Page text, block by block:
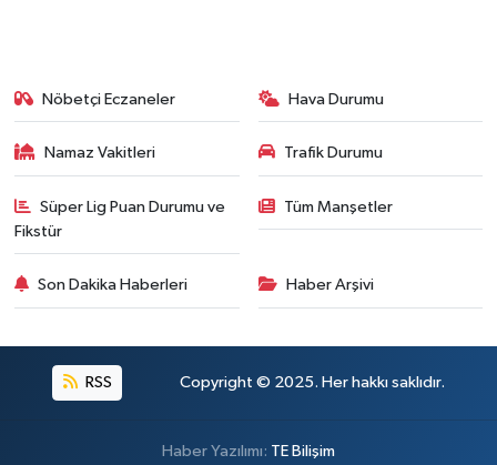
Nöbetçi Eczaneler Hava Durumu
Namaz Vakitleri Trafik Durumu
Süper Lig Puan Durumu ve
Fikstür
Tüm Manşetler
Son Dakika Haberleri Haber Arşivi
RSS Copyright © 2025. Her hakkı saklıdır.
Haber Yazılımı: TE Bilişim